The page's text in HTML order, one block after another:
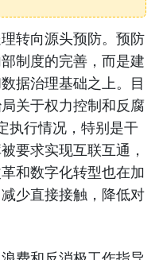
转向源头预防。预防
制度的完善，而是建
据治理基础之上。目
关于权力控制和反腐
执行情况，特别是干
要求实现互联互通，
和数字化转型也在加
少直接接触，降低对